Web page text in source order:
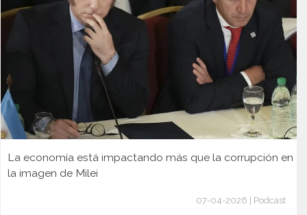
La economía está impactando más que la corrupción en
la imagen de Milei
07-04-2026 | Podcast